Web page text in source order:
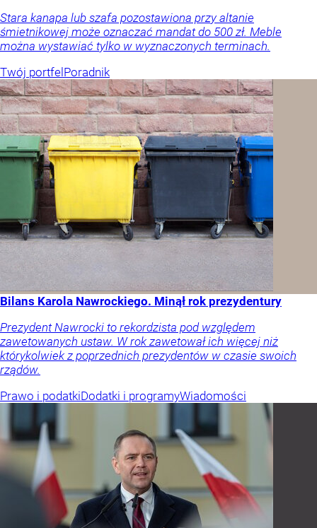
Stara kanapa lub szafa pozostawiona przy altanie
śmietnikowej może oznaczać mandat do 500 zł. Meble
można wystawiać tylko w wyznaczonych terminach.
Twój portfel Poradnik
Bilans Karola Nawrockiego. Minął rok prezydentury
Prezydent Nawrocki to rekordzista pod względem
zawetowanych ustaw. W rok zawetował ich więcej niż
którykolwiek z poprzednich prezydentów w czasie swoich
rządów.
Prawo i podatkiDodatki i programyWiadomości